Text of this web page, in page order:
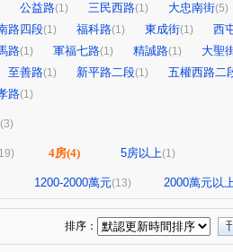
公益路(1) 三民西路(1) 大忠南街(5)
路四段(1) 福科路(1) 東成街(1)
西
路(1) 軍福七路(1) 精誠路(1)
大聖
至善路(1) 新平路二段(1)
五權西路二
路(1)
(3)
4房(4) 5房以上(1)
1200-2000萬元(13) 2000萬元以
排序：